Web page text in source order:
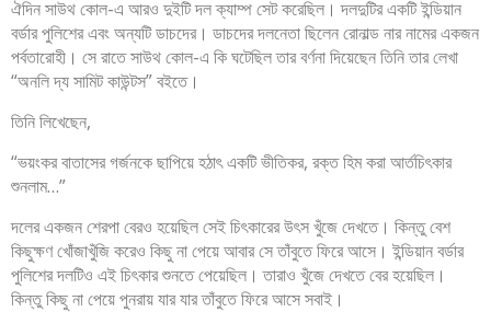
ঐদিন সাউথ কোল-এ আরও দুইটি দল ক্যাম্প সেট করেছিল। দলদুটির একটি ইন্ডিয়ান
বর্ডার পুলিশের এবং অন্যটি ডাচদের। ডাচদের দলনেতা ছিলেন রোনাল্ড নার নামের একজন
পর্বতারোহী। সে রাতে সাউথ কোল-এ কি ঘটেছিল তার বর্ণনা দিয়েছেন তিনি তার লেখা
“অনলি দ্য সামিট কাউন্টস” বইতে।
তিনি লিখেছেন,
“ভয়ংকর বাতাসের গর্জনকে ছাপিয়ে হঠাৎ একটি ভীতিকর, রক্ত হিম করা আর্তচিৎকার
শুনলাম…”
দলের একজন শেরপা বেরও হয়েছিল সেই চিৎকারের উৎস খুঁজে দেখতে। কিন্তু বেশ
কিছুক্ষণ খোঁজাখুঁজি করেও কিছু না পেয়ে আবার সে তাঁবুতে ফিরে আসে। ইন্ডিয়ান বর্ডার
পুলিশের দলটিও এই চিৎকার শুনতে পেয়েছিল। তারাও খুঁজে দেখতে বের হয়েছিল।
কিন্তু কিছু না পেয়ে পুনরায় যার যার তাঁবুতে ফিরে আসে সবাই।